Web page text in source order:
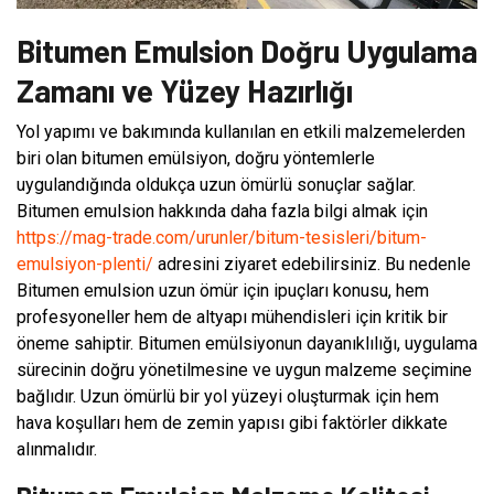
Bitumen Emulsion Doğru Uygulama
Zamanı ve Yüzey Hazırlığı
Yol yapımı ve bakımında kullanılan en etkili malzemelerden
biri olan bitumen emülsiyon, doğru yöntemlerle
uygulandığında oldukça uzun ömürlü sonuçlar sağlar.
Bitumen emulsion hakkında daha fazla bilgi almak için
https://mag-trade.com/urunler/bitum-tesisleri/bitum-
emulsiyon-plenti/ adresini ziyaret edebilirsiniz. Bu nedenle
Bitumen emulsion uzun ömür için ipuçları konusu, hem
profesyoneller hem de altyapı mühendisleri için kritik bir
öneme sahiptir. Bitumen emülsiyonun dayanıklılığı, uygulama
sürecinin doğru yönetilmesine ve uygun malzeme seçimine
bağlıdır. Uzun ömürlü bir yol yüzeyi oluşturmak için hem
hava koşulları hem de zemin yapısı gibi faktörler dikkate
alınmalıdır.